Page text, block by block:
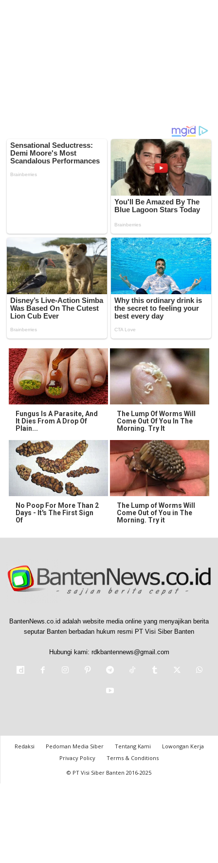
Fungus Is A Parasite, And
It Dies From A Drop Of
Plain...
The Lump Of Worms Will
Come Out Of You In The
Morning. Try It
No Poop For More Than 2
Days - It's The First Sign
Of
The Lump of Worms Will
Come Out of You in The
Morning. Try it
BantenNews.co.id adalah website media online yang menyajikan berita
seputar Banten berbadan hukum resmi PT Visi Siber Banten
Hubungi kami: rdkbantennews@gmail.com
Redaksi Pedoman Media Siber Tentang Kami
Lowongan Kerja
Privacy Policy
Terms & Conditions
© PT Visi Siber Banten 2016-2025